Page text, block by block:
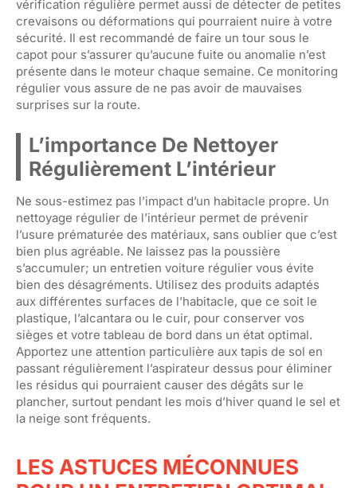
vérification régulière permet aussi de détecter de petites
crevaisons ou déformations qui pourraient nuire à votre
sécurité. Il est recommandé de faire un tour sous le
capot pour s’assurer qu’aucune fuite ou anomalie n’est
présente dans le moteur chaque semaine. Ce monitoring
régulier vous assure de ne pas avoir de mauvaises
surprises sur la route.
L’importance De Nettoyer
Régulièrement L’intérieur
Ne sous-estimez pas l’impact d’un habitacle propre. Un
nettoyage régulier de l’intérieur permet de prévenir
l’usure prématurée des matériaux, sans oublier que c’est
bien plus agréable. Ne laissez pas la poussière
s’accumuler; un entretien voiture régulier vous évite
bien des désagréments. Utilisez des produits adaptés
aux différentes surfaces de l’habitacle, que ce soit le
plastique, l’alcantara ou le cuir, pour conserver vos
sièges et votre tableau de bord dans un état optimal.
Apportez une attention particulière aux tapis de sol en
passant régulièrement l’aspirateur dessus pour éliminer
les résidus qui pourraient causer des dégâts sur le
plancher, surtout pendant les mois d’hiver quand le sel et
la neige sont fréquents.
LES ASTUCES MÉCONNUES